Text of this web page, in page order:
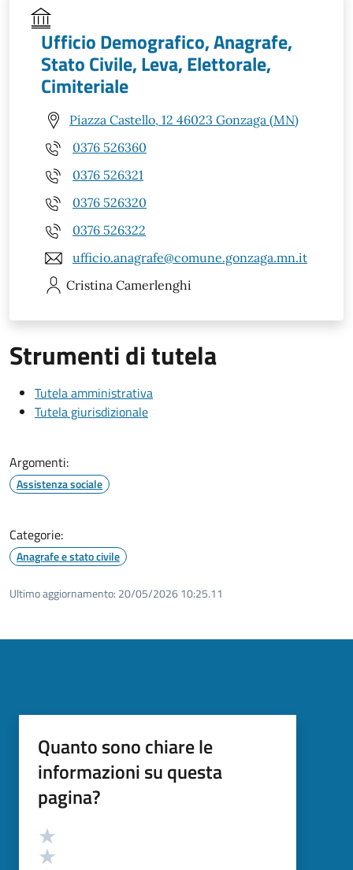
Ufficio Demografico, Anagrafe,
Stato Civile, Leva, Elettorale,
Cimiteriale
Piazza Castello, 12 46023 Gonzaga (MN)
0376 526360
0376 526321
0376 526320
0376 526322
ufficio.anagrafe@comune.gonzaga.mn.it
Cristina Camerlenghi
Strumenti di tutela
Tutela amministrativa
Tutela giurisdizionale
Argomenti:
Assistenza sociale
Categorie:
Anagrafe e stato civile
Ultimo aggiornamento: 20/05/2026 10:25.11
Quanto sono chiare le
informazioni su questa
pagina?
Valutazione